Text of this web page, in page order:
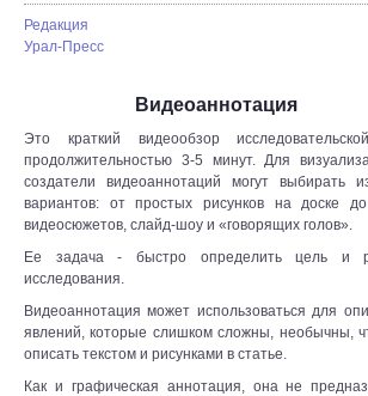
Редакция
Урал-Пресс
Видеоаннотация
Это краткий видеообзор
продолжительностью 3-5 минут. Для
создатели видеоаннотаций могут выбирать
вариантов: от простых рисунков на доске
видеосюжетов, слайд-шоу и «говорящих голов».
Ее задача - быстро определить цель и
исследования.
Видеоаннотация может использоваться для
явлений, которые слишком сложны, необычны,
описать текстом и рисунками в статье.
Как и графическая аннотация, она не